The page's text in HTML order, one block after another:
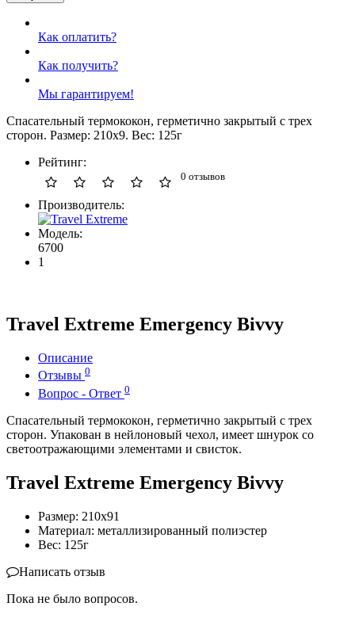
Как оплатить?
Как получить?
Мы гарантируем!
Спасательный термококон, герметично закрытый с трех
сторон. Размер: 210х9. Вес: 125г
Рейтинг:
0 отзывов
Производитель:
Модель:
6700
1
Travel Extreme Emergency Bivvy
Описание
Отзывы 0
Вопрос - Ответ 0
Спасательный термококон, герметично закрытый с трех
сторон. Упакован в нейлоновый чехол, имеет шнурок со
светоотражающими элементами и свисток.
Travel Extreme Emergency Bivvy
Размер: 210х91
Материал: металлизированный полиэстер
Вес: 125г
Написать отзыв
Пока не было вопросов.